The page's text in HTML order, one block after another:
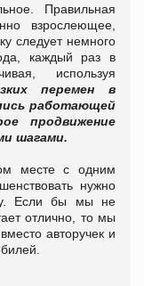
Правильная
взрослеющее,
следует немного
каждый раз в
используя
перемен в
работающей
продвижение
шагами.
месте с одним
нужно
Если бы мы не
отлично, то мы
авторучек и